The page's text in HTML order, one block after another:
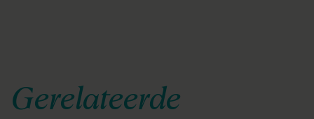
Gerelateerde